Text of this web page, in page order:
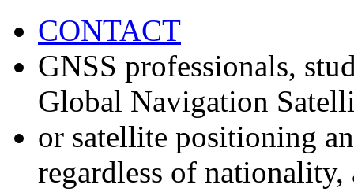
CONTACT
GNSS professionals,
Global Navigation
or satellite positioning
regardless of nationality,